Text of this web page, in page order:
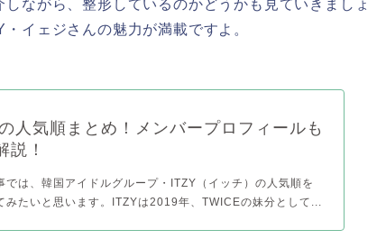
ながら、整形しているのかどうかも見ていきましょ
イェジさんの魅力が満載ですよ。
人気順まとめ！メンバープロフィールも
説！
では、韓国アイドルグループ・ITZY（イッチ）の人気順を
みたいと思います。ITZYは2019年、TWICEの妹分として...